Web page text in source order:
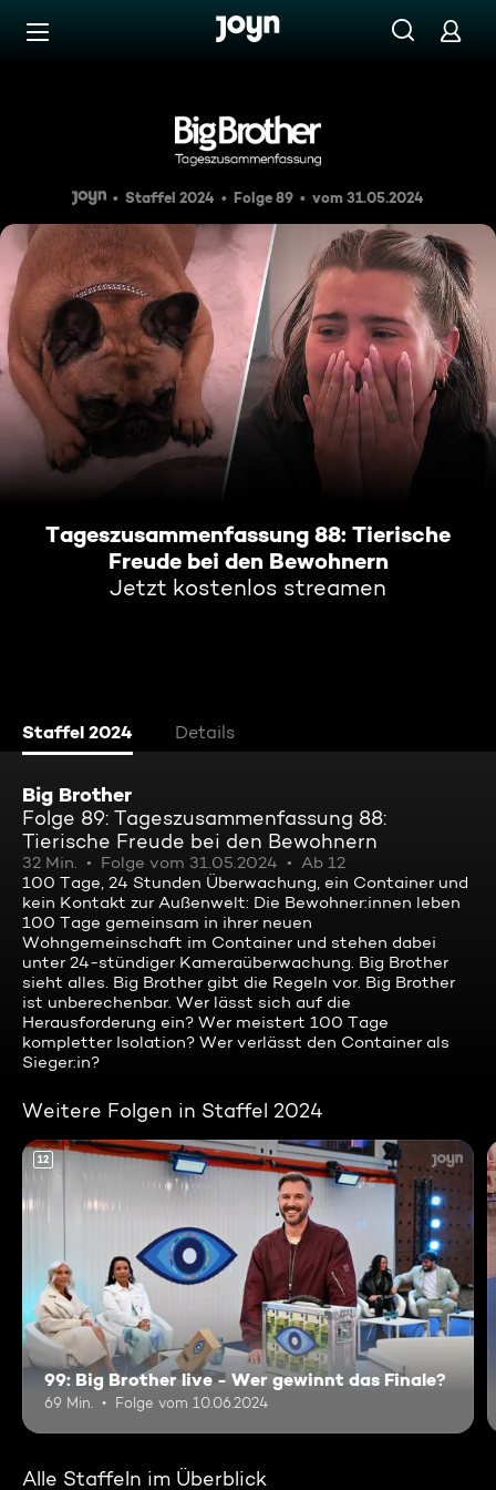
Zum Inhalt springen
Tageszusammenfassung 88:
Staffel 2024 Folge 89 vom 31.05.2024
Tageszusammenfassung 88: Tierische
Freude bei den Bewohnern
Jetzt kostenlos streamen
Staffel 2024 Details
Big Brother
Folge 89: Tageszusammenfassung 88:
Tierische Freude bei den Bewohnern
32 Min. Folge vom 31.05.2024
Ab 12
100 Tage, 24 Stunden Überwachung, ein Container und
kein Kontakt zur Außenwelt: Die Bewohner:innen leben
100 Tage gemeinsam in ihrer neuen
Wohngemeinschaft im Container und stehen dabei
unter 24-stündiger Kameraüberwachung. Big Brother
sieht alles. Big Brother gibt die Regeln vor. Big Brother
ist unberechenbar. Wer lässt sich auf die
Herausforderung ein? Wer meistert 100 Tage
kompletter Isolation? Wer verlässt den Container als
Sieger:in?
Weitere Folgen in Staffel 2024
12
99: Big Brother live - Wer gewinnt das Finale?
69 Min. Folge vom 10.06.2024
Alle Staffeln im Überblick